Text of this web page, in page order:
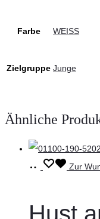
Farbe WEISS
Zielgruppe Junge
Ähnliche
Ausführung
Dieses Zur
Hust